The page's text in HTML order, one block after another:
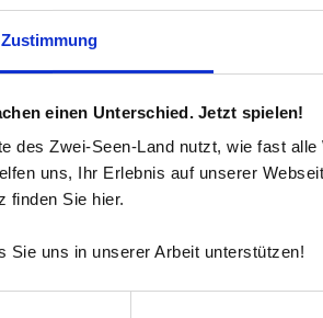
Zustimmung
einen Unterschied. Jetzt spielen!
des Zwei-Seen-Land nutzt, wie fast
uns, Ihr Erlebnis auf unserer
finden Sie hier.
Sie uns in unserer Arbeit unterstützen!